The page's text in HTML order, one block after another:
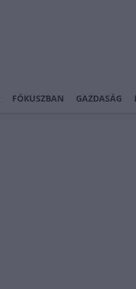
FÓKUSZBAN GAZDASÁG